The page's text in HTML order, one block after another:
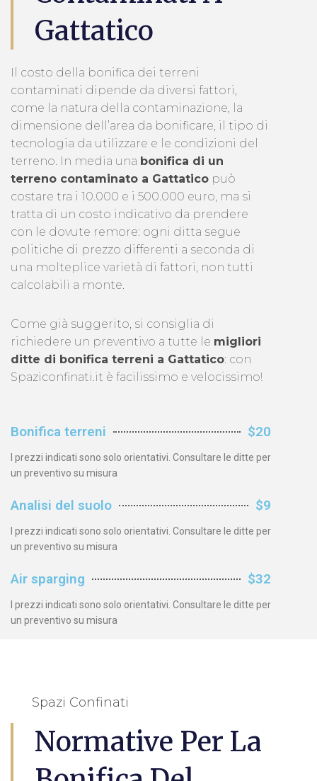
Gattatico
Il costo della bonifica dei terreni
contaminati dipende da diversi fattori,
come la natura della contaminazione, la
dimensione dell’area da bonificare, il tipo di
tecnologia da utilizzare e le condizioni del
terreno. In media una bonifica di un
terreno contaminato a Gattatico può
costare tra i 10.000 e i 500.000 euro, ma si
tratta di un costo indicativo da prendere
con le dovute remore: ogni ditta segue
politiche di prezzo differenti a seconda di
una molteplice varietà di fattori, non tutti
calcolabili a monte.
Come già suggerito, si consiglia di
richiedere un preventivo a tutte le migliori
ditte di bonifica terreni a Gattatico: con
Spaziconfinati.it è facilissimo e velocissimo!
Bonifica terreni $20
I prezzi indicati sono solo orientativi. Consultare le ditte per
un preventivo su misura
Analisi del suolo $9
I prezzi indicati sono solo orientativi. Consultare le ditte per
un preventivo su misura
Air sparging $32
I prezzi indicati sono solo orientativi. Consultare le ditte per
un preventivo su misura
Spazi Confinati
Normative Per La